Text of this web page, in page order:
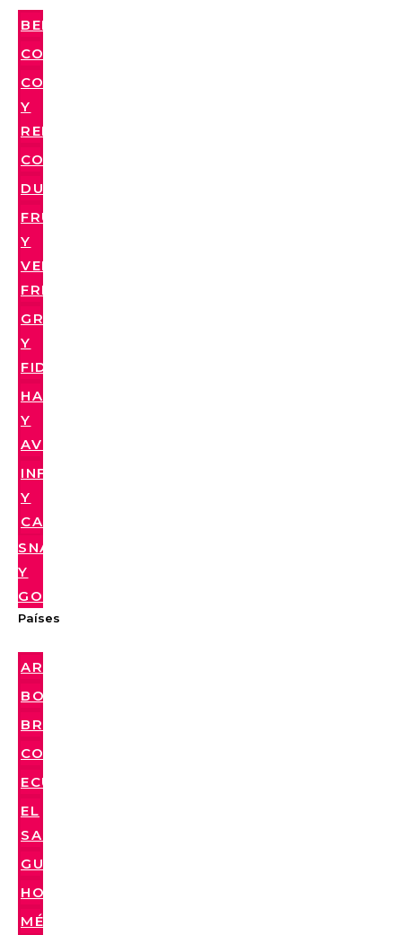
BEBIDAS
CONDIMENTOS
CONGELADOS
Y
REFRIGERADOS
CONSERVAS
DULCES
FRUTAS
Y
VERDURAS
FRESCAS
GRANOS
Y
FIDEOS
HARINAS
Y
AVENAS
INFUSIONES
Y
CAFÉS
SNACKS
Y
GOLOSINAS
Países
ARGENTINA
BOLIVIA
BRASIL
COLOMBIA
ECUADOR
EL
SALVADOR
GUATEMALA
HONDURAS
MÉXICO